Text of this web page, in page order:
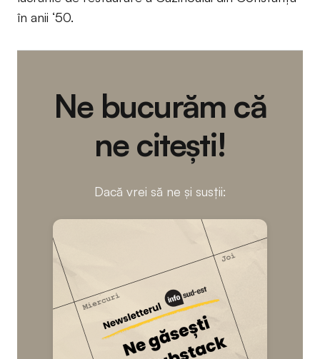
în anii ‘50.
Ne bucurăm că
ne citești!
Dacă vrei să ne și susții: